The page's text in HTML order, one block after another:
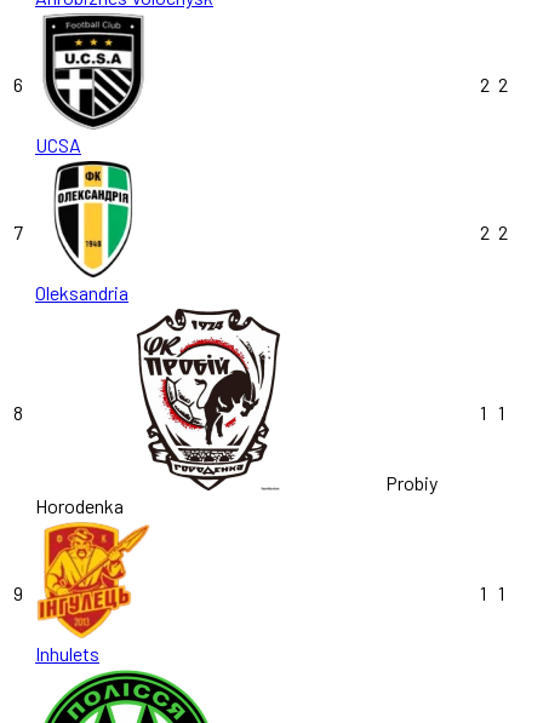
6
UCSA
2 2
7
Oleksandria
2 2
8
Probiy
Horodenka
1 1
9
Inhulets
1 1